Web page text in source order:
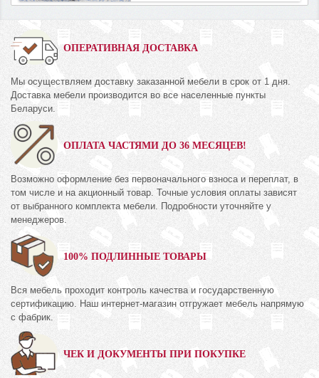
ОПЕРАТИВНАЯ ДОСТАВКА
Мы осуществляем доставку заказанной мебели в срок от 1 дня.
Доставка мебели производится во все населенные пункты
Беларуси.
ОПЛАТА ЧАСТЯМИ ДО 36 МЕСЯЦЕВ!
Возможно оформление без первоначального взноса и переплат, в
том числе и на акционный товар. Точные условия оплаты зависят
от выбранного комплекта мебели. Подробности уточняйте у
менеджеров.
100% ПОДЛИННЫЕ ТОВАРЫ
Вся мебель проходит контроль качества и государственную
сертификацию. Наш интернет-магазин отгружает мебель напрямую
с фабрик.
ЧЕК И ДОКУМЕНТЫ ПРИ ПОКУПКЕ